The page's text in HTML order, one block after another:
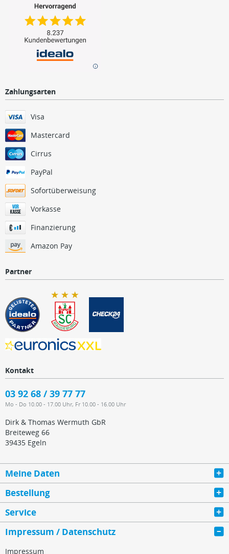
Zahlungsarten
Visa
Mastercard
Cirrus
PayPal
Sofortüberweisung
Vorkasse
Finanzierung
Amazon Pay
Partner
Kontakt
03 92 68 / 39 77 77
Mo - Do 10.00 - 17.00 Uhr, Fr 10.00 - 16.00 Uhr
Dirk & Thomas Wermuth GbR
Breiteweg 66
39435 Egeln
Meine Daten
Bestellung
Service
Impressum / Datenschutz
Impressum